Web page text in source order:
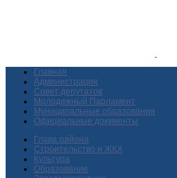
Главная
Администрация
Совет депутатов
Молодежный Парламент
Муниципальные образования
Официальные документы
Глава района
Строительство и ЖКХ
Культура
Образование